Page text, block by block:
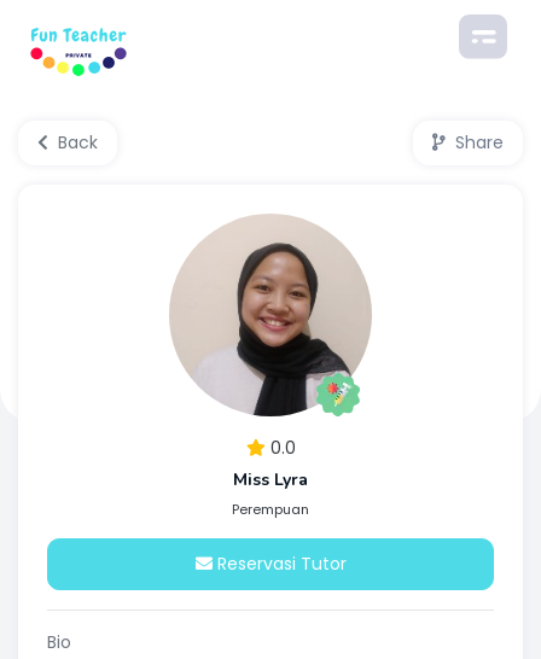
Back Share
0.0
Miss Lyra
Perempuan
Reservasi Tutor
Bio